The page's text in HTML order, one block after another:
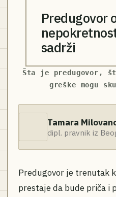
Predugovor
sadrži
Šta je predugovor,
greške mogu
Tamara
dipl. pravnik iz
Predugovor je trenutak
prestaje da bude priča i